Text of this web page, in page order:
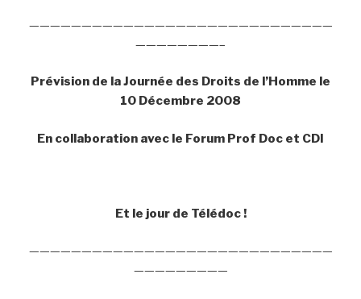
—————————————————————————————
————————–
Prévision de la Journée des Droits de l’Homme le
10 Décembre 2008
En collaboration avec le Forum Prof Doc et CDI
Et le jour de Télédoc !
—————————————————————————————
—————————